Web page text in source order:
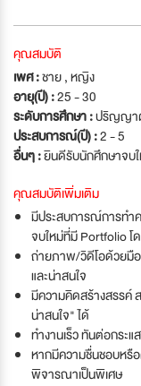
คุณสมบัติ
เพศ :ชาย , หญิง
อายุ(ปี) :25 - 30
ระดับการศึกษา :ปริญญา
ประสบการณ์(ปี) :2 - 5
อื่นๆ :ยินดีรับนักศึกษาจบ
คุณสมบัติเพิ่มเติม
มีประสบการณ์การทำ
จบใหม่ที่มี Portfolio โ
ถ่ายภาพ/วิดีโอด้วยมื
และน่าสนใจ
มีความคิดสร้างสรรค์
น่าสนใจ" ได้
ทำงานเร็ว ทันต่อกระ
หากมีความชื่นชอบหรื
พิจารณาเป็นพิเศษ